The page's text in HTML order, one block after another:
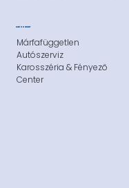
Márfafüggetlen
Autószerviz
Karosszéria & Fényező
Center
CAR CONTACT